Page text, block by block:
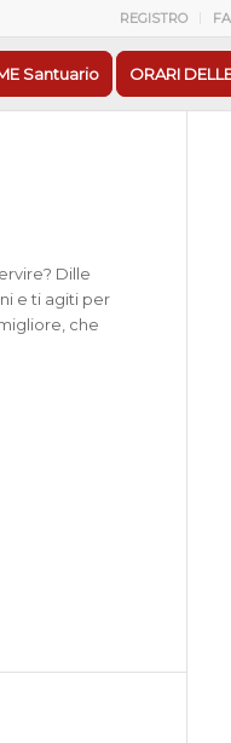
REGISTRO
Santuario ORARI
Dille
e ti agiti per
che